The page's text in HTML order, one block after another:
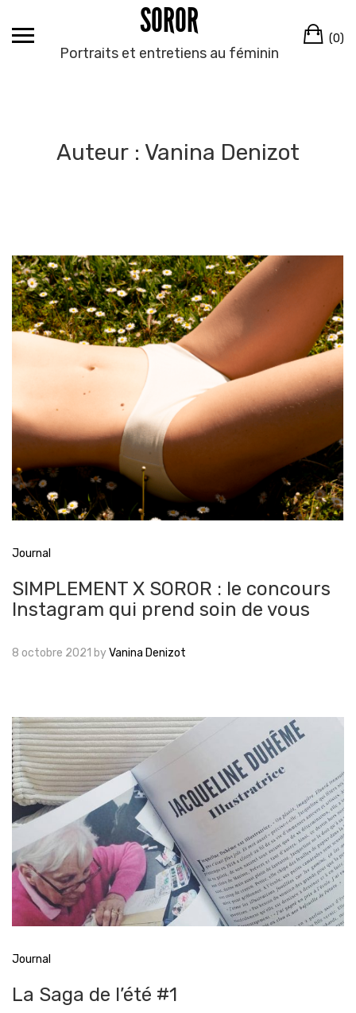
content
SOROR
Portraits et entretiens au féminin
(0)
Auteur : Vanina Denizot
Journal
SIMPLEMENT X SOROR : le concours
Instagram qui prend soin de vous
8 octobre 2021 byVanina Denizot
Journal
La Saga de l’été #1